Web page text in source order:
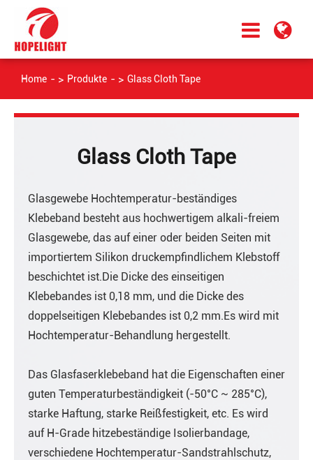
Home Produkte Glass Cloth Tape
Glass Cloth Tape
Glasgewebe Hochtemperatur-beständiges
Klebeband besteht aus hochwertigem alkali-freiem
Glasgewebe, das auf einer oder beiden Seiten mit
importiertem Silikon druckempfindlichem Klebstoff
beschichtet ist.Die Dicke des einseitigen
Klebebandes ist 0,18 mm, und die Dicke des
doppelseitigen Klebebandes ist 0,2 mm.Es wird mit
Hochtemperatur-Behandlung hergestellt.
Das Glasfaserklebeband hat die Eigenschaften einer
guten Temperaturbeständigkeit (-50°C ~ 285°C),
starke Haftung, starke Reißfestigkeit, etc. Es wird
auf H-Grade hitzebeständige Isolierbandage,
verschiedene Hochtemperatur-Sandstrahlschutz,